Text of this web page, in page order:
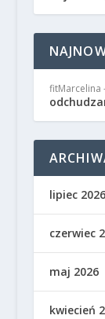
fitMarcelina
lipiec 2026
czerwiec
maj 2026
kwiecień